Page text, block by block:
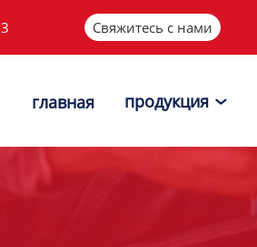
Свяжитесь с нами
главная продукция 